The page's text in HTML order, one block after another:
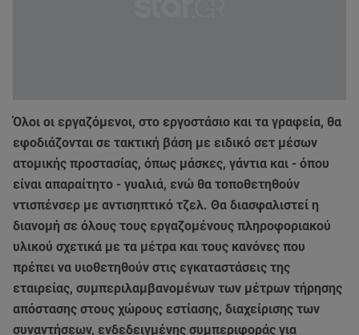
Όλοι οι εργαζόμενοι, στο εργοστάσιο και τα γραφεία, θα
εφοδιάζονται σε τακτική βάση με ειδικό σετ μέσων
ατομικής προστασίας, όπως μάσκες, γάντια και - όπου
είναι απαραίτητο - γυαλιά, ενώ θα τοποθετηθούν
ντισπένσερ με αντισηπτικό τζελ. Θα διασφαλιστεί η
διανομή σε όλους τους εργαζομένους πληροφοριακού
υλικού σχετικά με τα μέτρα και τους κανόνες που
πρέπει να υιοθετηθούν στις εγκαταστάσεις της
εταιρείας, συμπεριλαμβανομένων των μέτρων τήρησης
απόστασης στους χώρους εστίασης, διαχείρισης των
συναντήσεων, ενδεδειγμένης συμπεριφοράς για